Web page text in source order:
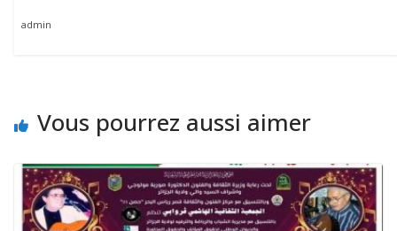
admin
Vous pourrez aussi aimer